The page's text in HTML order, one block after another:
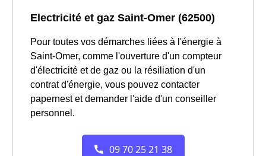
Electricité et gaz Saint-Omer (62500)
Pour toutes vos démarches liées à l'énergie à
Saint-Omer, comme l'ouverture d'un compteur
d'électricité et de gaz ou la résiliation d'un
contrat d'énergie, vous pouvez contacter
papernest et demander l'aide d'un conseiller
personnel.